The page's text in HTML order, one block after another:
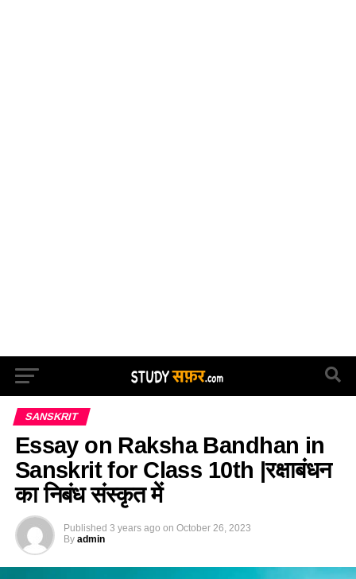
SANSKRIT
Essay on Raksha Bandhan in
Sanskrit for Class 10th |रक्षाबंधन
का निबंध संस्कृत में
Published 3 years ago on October 26, 2023
By admin